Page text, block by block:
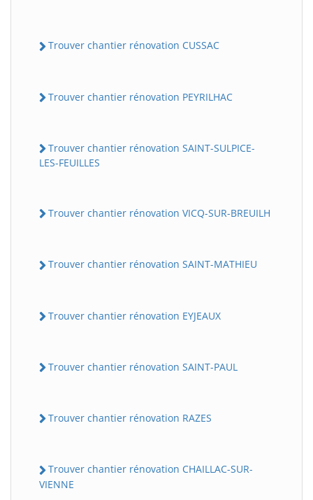
Trouver chantier rénovation CUSSAC
Trouver chantier rénovation PEYRILHAC
Trouver chantier rénovation SAINT-SULPICE-
LES-FEUILLES
Trouver chantier rénovation VICQ-SUR-BREUILH
Trouver chantier rénovation SAINT-MATHIEU
Trouver chantier rénovation EYJEAUX
Trouver chantier rénovation SAINT-PAUL
Trouver chantier rénovation RAZES
Trouver chantier rénovation CHAILLAC-SUR-
VIENNE